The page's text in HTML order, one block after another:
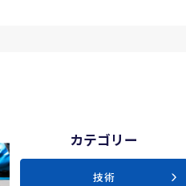
カテゴリー
技術